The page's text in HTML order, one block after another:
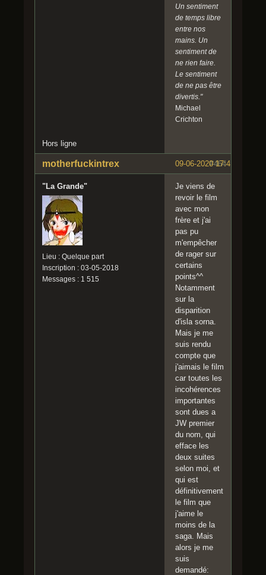
Un sentiment
de temps libre
entre nos
mains. Un
sentiment de
ne rien faire.
Le sentiment
de ne pas être
divertis."
Michael
Crichton
Hors ligne
#464
09-06-2020 17:41:05
motherfuckintrex
"La Grande"
Lieu : Quelque part
Inscription : 03-05-2018
Messages : 1 515
Je viens de
revoir le film
avec mon
frère et j'ai
pas pu
m'empêcher
de rager sur
certains
points^^
Notamment
sur la
disparition
d'isla sorna.
Mais je me
suis rendu
compte que
j'aimais le film
car toutes les
incohérences
importantes
sont dues a
JW premier
du nom, qui
efface les
deux suites
selon moi, et
qui est
définitivement
le film que
j'aime le
moins de la
saga. Mais
alors je me
suis
demandé: